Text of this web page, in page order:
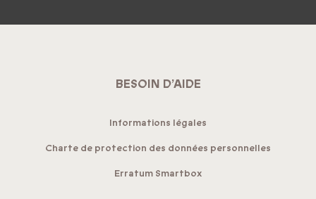
BESOIN D’AIDE
Informations légales
Charte de protection des données personnelles
Erratum Smartbox